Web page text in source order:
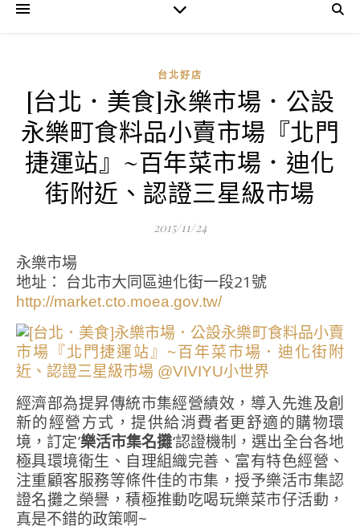
台北好店
[台北．美食]永樂市場．公設
永樂町食料品小賣市場『北門
捷運站』~百年菜市場．迪化
街附近、認證三星級市場
2015/11/24
永樂市場
地址： 台北市大同區迪化街一段21號
http://market.cto.moea.gov.tw/
經濟部為提昇傳統市集經營績效，導入先進及創
新的經營方式，提供給消費者更舒適的購物環
境，訂定’樂活市集名攤‘認證機制，選出全台各地
極具環境衛生、自理組織完善、富有特色經營、
注重顧客服務等條件佳的市集，授予樂活市集認
證名攤之榮譽，積極推動吃喝玩樂菜市仔活動，
真是不錯的政策啊~